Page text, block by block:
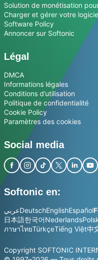
Solution de monétisation
Charger et gérer votre
Software Policy
Annoncer sur Softonic
Légal
DMCA
Informations légales
Conditions d’utilisation
Politique de confidentialité
Cookie Policy
Paramètres des cookies
Social media
Softonic en:
عربيDeutschEnglishEspañol
日本語한국어Nederlands
ภาษาไทยTürkçeTiếng Việt中
Copyright SOFTONIC